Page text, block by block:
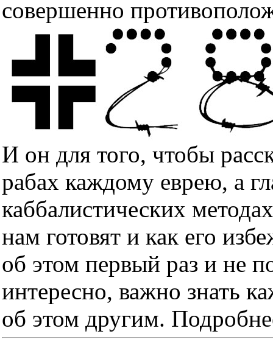
совершенно
И он для того, чтобы
рабах каждому еврею, а
каббалистических
нам готовят и как его
об этом первый раз и не
интересно, важно знать
об этом другим.